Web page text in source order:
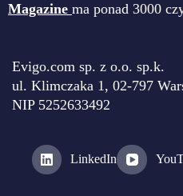
Magazine ma ponad 3000
Evigo.com sp. z o.o. sp.k.
ul. Klimczaka 1, 02-797
NIP 5252633492
LinkedIn